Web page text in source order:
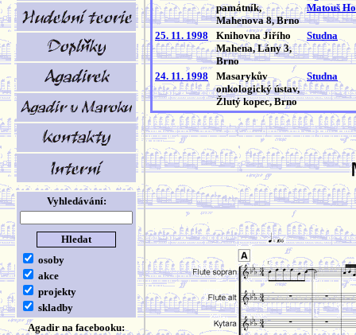
Vyhledávání:
osoby
akce
projekty
skladby
Agadir na facebooku:
památník,
Mahenova 8, Brno
Matouš
25. 11. 1998
Knihovna Jiřího
Mahena, Lány 3,
Brno
Studna
24. 11. 1998
Masarykův
onkologický ústav,
Žlutý kopec, Brno
Studna